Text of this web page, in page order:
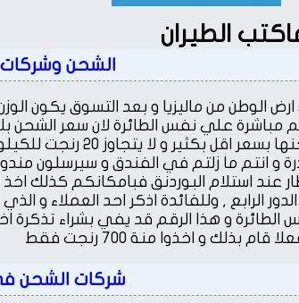
الطيران
الشحن
الوطن من ماليزيا و بعد التسوق يكون
جرام الواحد , و
و انتم ما زلتم في الفندق و سيرسلون
عند استلام البوردنق فبامكانكم كذلك
و هذا الرقم قد يفي بشراء تذكرة
بذلك و اخذوا منة 700 رنجت فقط
شركات الشحن في